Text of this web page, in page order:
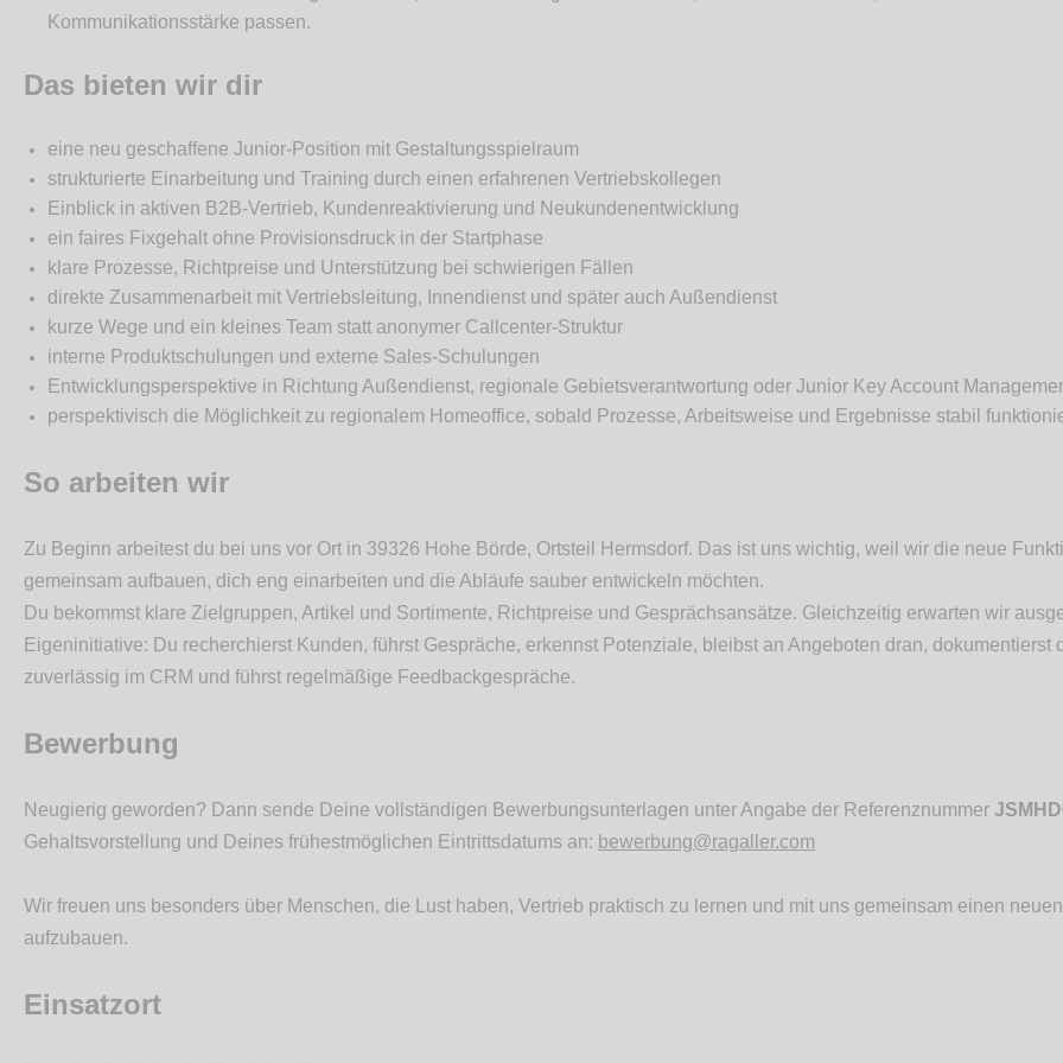
Kommunikationsstärke passen.
Das bieten wir dir
eine neu geschaffene Junior-Position mit Gestaltungsspielraum
strukturierte Einarbeitung und Training durch einen erfahrenen Vertriebskollegen
Einblick in aktiven B2B-Vertrieb, Kundenreaktivierung und Neukundenentwicklung
ein faires Fixgehalt ohne Provisionsdruck in der Startphase
klare Prozesse, Richtpreise und Unterstützung bei schwierigen Fällen
direkte Zusammenarbeit mit Vertriebsleitung, Innendienst und später auch Außendienst
kurze Wege und ein kleines Team statt anonymer Callcenter-Struktur
interne Produktschulungen und externe Sales-Schulungen
Entwicklungsperspektive in Richtung Außendienst, regionale Gebietsverantwortung oder Junior Key Account
perspektivisch die Möglichkeit zu regionalem Homeoffice, sobald Prozesse, Arbeitsweise und Ergebnisse stabil
So arbeiten wir
Zu Beginn arbeitest du bei uns vor Ort in 39326 Hohe Börde, Ortsteil Hermsdorf. Das ist uns wichtig, weil wir die neue
gemeinsam aufbauen, dich eng einarbeiten und die Abläufe sauber entwickeln möchten.
Du bekommst klare Zielgruppen, Artikel und Sortimente, Richtpreise und Gesprächsansätze. Gleichzeitig erwarten wir
Eigeninitiative: Du recherchierst Kunden, führst Gespräche, erkennst Potenziale, bleibst an Angeboten dran, dokumentierst
zuverlässig im CRM und führst regelmäßige Feedbackgespräche.
Bewerbung
Neugierig geworden? Dann sende Deine vollständigen Bewerbungsunterlagen unter Angabe der Referenznummer
Gehaltsvorstellung und Deines frühestmöglichen Eintrittsdatums an: bewerbung@ragaller.com
Wir freuen uns besonders über Menschen, die Lust haben, Vertrieb praktisch zu lernen und mit uns gemeinsam einen
aufzubauen.
Einsatzort